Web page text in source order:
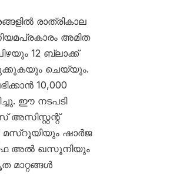
രാത്രികാല
അമിത
12 ബ്ലാക്ക്
ചെയ്യും.
10,000
ഈ നടപടി
അസിസ്റ്റന്റ്
ഷാർജ
അൽ ഖസൂനിയും